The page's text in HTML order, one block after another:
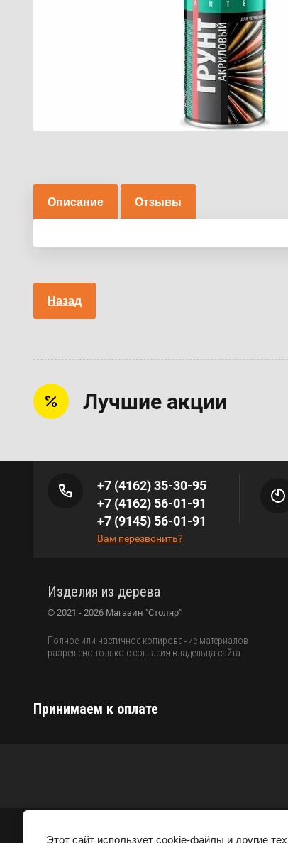
Описание Отзывы
Назад
Лучшие акции
+7 (4162) 35-30-95
+7 (4162) 56-01-91
+7 (9145) 56-01-91
Вам перезвонить?
Изделия из дерева
© 2021 - 2026 Магазин "Столяр"
Полное или частичное копирование материалов
разрешено только с согласия владельца сайта
Принимаем к оплате
Этот сайт использует cookie-файлы и другие